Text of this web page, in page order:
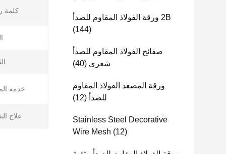
2B ورقة الفولاذ المقاوم للصدأ
(144)
صفائح الفولاذ المقاوم للصدأ
شعري (40)
ورقة المصعد الفولاذ المقاوم
للصدأ (12)
Stainless Steel Decorative
Wire Mesh (12)
كلمة
خدمة
علاج